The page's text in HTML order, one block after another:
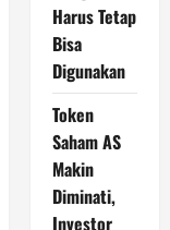
Harus Tetap
Bisa
Digunakan
Token
Saham AS
Makin
Diminati,
Investor